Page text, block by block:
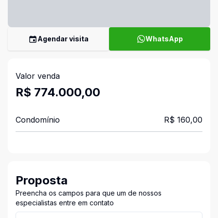
Agendar visita WhatsApp
Valor venda
R$ 774.000,00
Condomínio R$ 160,00
Proposta
Preencha os campos para que um de nossos
especialistas entre em contato